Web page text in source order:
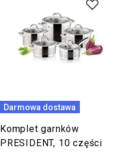
Darmowa dostawa
Komplet garnków
PRESIDENT, 10 części